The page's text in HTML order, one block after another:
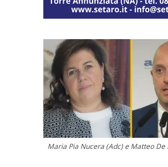
Maria Pia Nucera (Adc) e Matteo De